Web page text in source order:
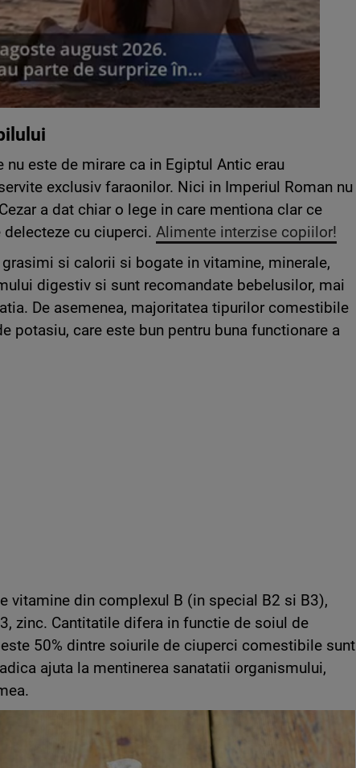
este de mirare ca in Egiptul Antic erau
exclusiv faraonilor. Nici in Imperiul Roman nu
a dat chiar o lege in care mentiona clar ce
cu ciuperci. Alimente interzise copiilor!
si calorii si bogate in vitamine, minerale,
digestiv si sunt recomandate bebelusilor, mai
De asemenea, majoritatea tipurilor comestibile
potasiu, care este bun pentru buna functionare a
vitamine din complexul B (in special B2 si B3),
zinc. Cantitatile difera in functie de soiul de
50% dintre soiurile de ciuperci comestibile sunt
ajuta la mentinerea sanatatii organismului,